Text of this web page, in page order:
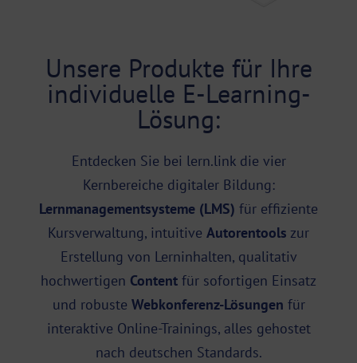
Unsere Produkte für Ihre
individuelle E-Learning-
Lösung:
Entdecken Sie bei lern.link die vier
Kernbereiche digitaler Bildung:
Lernmanagementsysteme (LMS) für effiziente
Kursverwaltung, intuitive Autorentools zur
Erstellung von Lerninhalten, qualitativ
hochwertigen Content für sofortigen Einsatz
und robuste Webkonferenz-Lösungen für
interaktive Online-Trainings, alles gehostet
nach deutschen Standards.